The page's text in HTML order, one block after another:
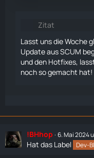
Zitat
Lasst uns die Woche
Update aus SCUM
und den Hotfixes,
noch so gemacht hat!
!BHhop 6. Mai 2024
Hat das Label Dev-